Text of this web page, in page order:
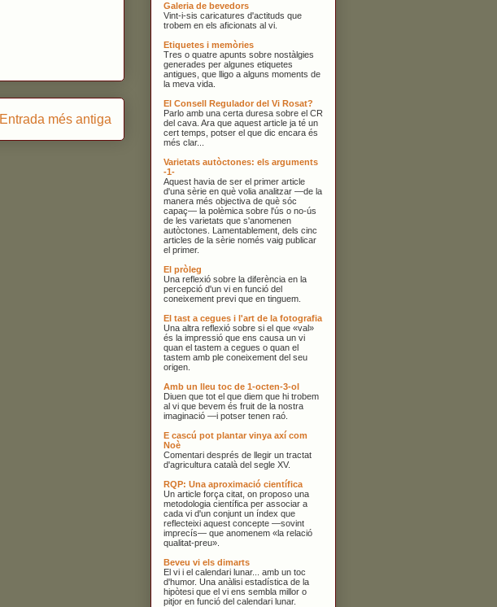
Entrada més antiga
Galeria de bevedors
Vint-i-sis caricatures d'actituds que
trobem en els aficionats al vi.
Etiquetes i memòries
Tres o quatre apunts sobre nostàlgies
generades per algunes etiquetes
antigues, que lligo a alguns moments de
la meva vida.
El Consell Regulador del Vi Rosat?
Parlo amb una certa duresa sobre el CR
del cava. Ara que aquest article ja té un
cert temps, potser el que dic encara és
més clar...
Varietats autòctones: els arguments
-1-
Aquest havia de ser el primer article
d'una sèrie en què volia analitzar —de la
manera més objectiva de què sóc
capaç— la polèmica sobre l'ús o no-ús
de les varietats que s'anomenen
autòctones. Lamentablement, dels cinc
articles de la sèrie només vaig publicar
el primer.
El pròleg
Una reflexió sobre la diferència en la
percepció d'un vi en funció del
coneixement previ que en tinguem.
El tast a cegues i l'art de la fotografia
Una altra reflexió sobre si el que «val»
és la impressió que ens causa un vi
quan el tastem a cegues o quan el
tastem amb ple coneixement del seu
origen.
Amb un lleu toc de 1-octen-3-ol
Diuen que tot el que diem que hi trobem
al vi que bevem és fruit de la nostra
imaginació —i potser tenen raó.
E cascú pot plantar vinya axí com
Noè
Comentari després de llegir un tractat
d'agricultura català del segle XV.
RQP: Una aproximació científica
Un article força citat, on proposo una
metodologia científica per associar a
cada vi d'un conjunt un índex que
reflecteixi aquest concepte —sovint
imprecís— que anomenem «la relació
qualitat-preu».
Beveu vi els dimarts
El vi i el calendari lunar... amb un toc
d'humor. Una anàlisi estadística de la
hipòtesi que el vi ens sembla millor o
pitjor en funció del calendari lunar.